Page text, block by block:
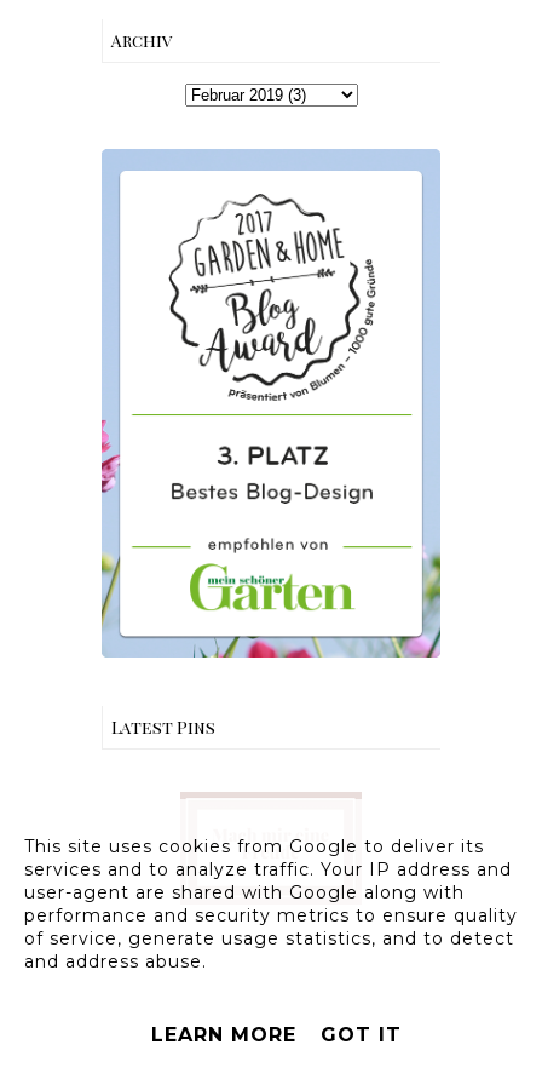
Archiv
Latest Pins
This site uses cookies from Google to deliver its
services and to analyze traffic. Your IP address and
user-agent are shared with Google along with
performance and security metrics to ensure quality
of service, generate usage statistics, and to detect
and address abuse.
LEARN MORE GOT IT